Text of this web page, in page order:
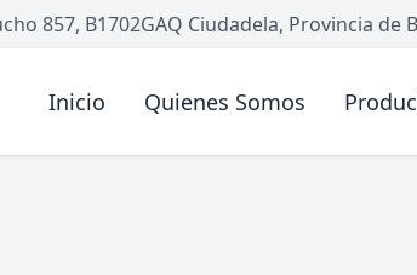
857, B1702GAQ Ciudadela, Provincia de
Inicio Quienes Somos